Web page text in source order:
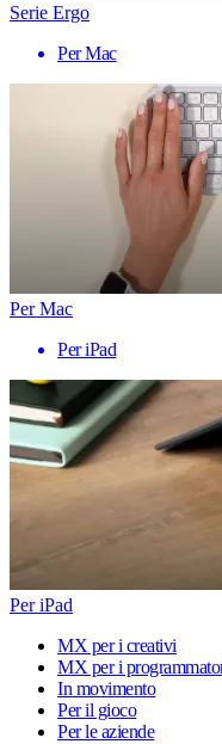
Serie Ergo
Per Mac
Per Mac
Per iPad
Per iPad
MX per i creativi
MX per i
In movimento
Per il gioco
Per le aziende